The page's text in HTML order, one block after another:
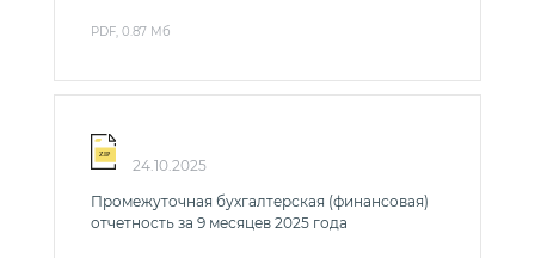
О нас
Миссия
Координация деятельности институтов
развития
Нормативно-правовая база
PDF, 0.87 Мб
24.10.2025
Промежуточная бухгалтерская (финансовая)
отчетность за 9 месяцев 2025 года